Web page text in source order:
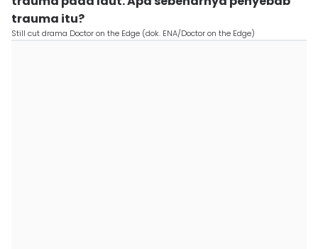
trauma itu?
Still cut drama Doctor on the Edge (dok. ENA/Doctor on the Edge)